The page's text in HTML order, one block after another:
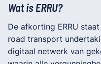
Wat is ERRU?
De afkorting ERRU
road transport
digitaal netwerk van